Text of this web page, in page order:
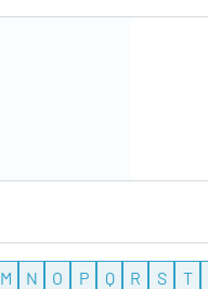
M N O P Q R S T